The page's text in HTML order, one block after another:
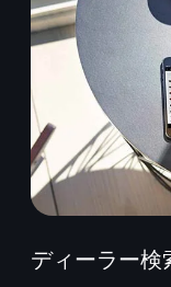
ディーラー検